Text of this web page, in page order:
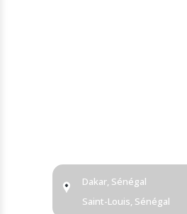
Dakar, Sénégal
Saint-Louis, Sénégal